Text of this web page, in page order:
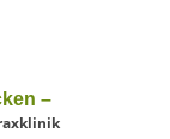
–